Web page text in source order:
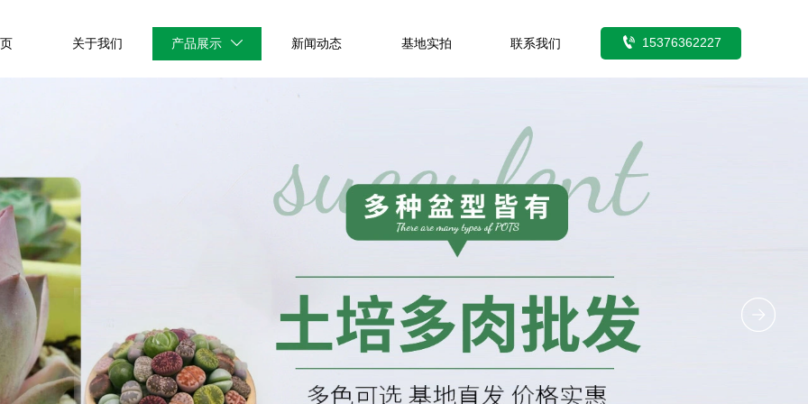
关于我们 产品展示  新闻动态 基地实拍 联系我们  15376362227